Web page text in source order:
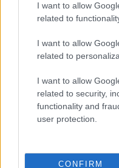
I want to allow
related to
I want to allow
related to
I want to allow
related to security,
functionality and
user protection.
CONFIRM
"Csak
jövünk!"
mtothorsi 2020. július 13.
Augusztus 21. és 29.
meghirdetett